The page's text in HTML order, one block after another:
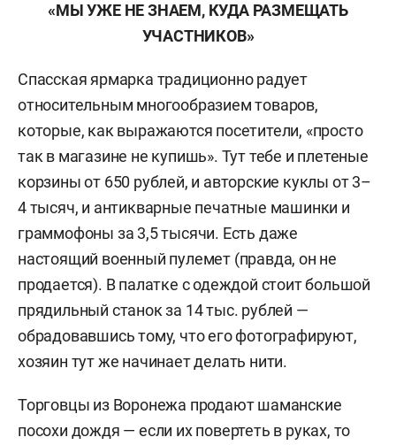
«МЫ УЖЕ НЕ ЗНАЕМ, КУДА РАЗМЕЩАТЬ
УЧАСТНИКОВ»
Спасская ярмарка традиционно радует
относительным многообразием товаров,
которые, как выражаются посетители, «просто
так в магазине не купишь». Тут тебе и плетеные
корзины от 650 рублей, и авторские куклы от 3–
4 тысяч, и антикварные печатные машинки и
граммофоны за 3,5 тысячи. Есть даже
настоящий военный пулемет (правда, он не
продается). В палатке с одеждой стоит большой
прядильный станок за 14 тыс. рублей —
обрадовавшись тому, что его фотографируют,
хозяин тут же начинает делать нити.
Торговцы из Воронежа продают шаманские
посохи дождя — если их повертеть в руках, то